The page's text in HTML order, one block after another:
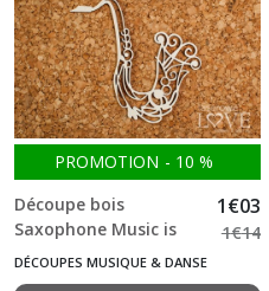
PROMOTION - 10 %
Découpe bois
Saxophone Music is
the answer -684-
1€03
1€14
DÉCOUPES MUSIQUE & DANSE